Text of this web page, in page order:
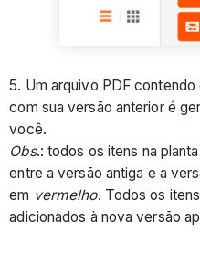
5. Um arquivo PDF
com sua versão anterior é
você.
Obs.: todos os itens na
entre a versão antiga e a
em vermelho. Todos os
adicionados à nova versão